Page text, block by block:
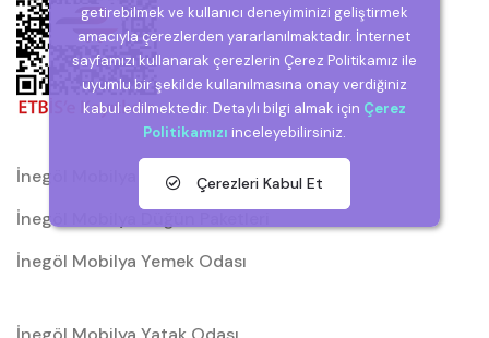
İnegöl Mobilya
İnegöl Mobilya Düğün Paketleri
İnegöl Mobilya Yemek Odası
getirebilmek ve kullanıcı deneyiminizi geliştirmek
amacıyla çerezlerden yararlanılmaktadır. İnternet
sayfamızı kullanarak çerezlerin Çerez Politikamız ile
uyumlu bir şekilde kullanılmasına onay verdiğiniz
kabul edilmektedir. Detaylı bilgi almak için Çerez
Politikamızı inceleyebilirsiniz.
Çerezleri Kabul Et